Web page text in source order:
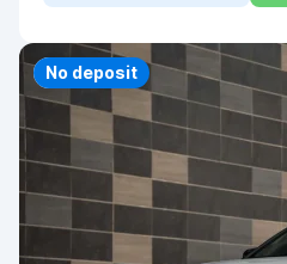
Priority
No deposit